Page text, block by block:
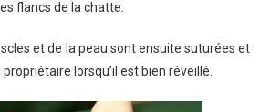
flancs de la chatte.
et de la peau sont ensuite suturées et
propriétaire lorsqu’il est bien réveillé.